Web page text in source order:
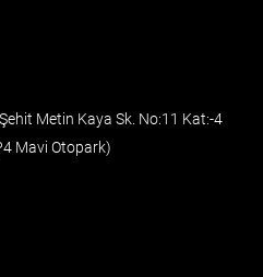
Metin Kaya Sk. No:11 Kat:-4
Mavi Otopark)